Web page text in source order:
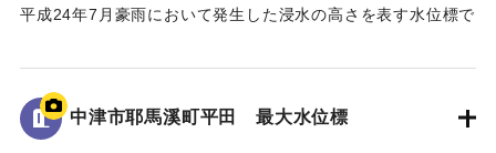
山国川中流域では、この二度の豪雨により、それぞれ約二
このため、国土交通省では「山国川床上浸水対策特別緊急
事業」を平成二十五年五月に採択し、山国川の中流部約十キ
ロ区間において、堤防整備や河道掘削などの緊急的な河川整
平成24年7月豪雨において発生した浸水の高さを表す水位標で
地面から160cmの位置に水位が示されている。
｜固有コード: 09922071
中津市耶馬溪町平田 最大水位標